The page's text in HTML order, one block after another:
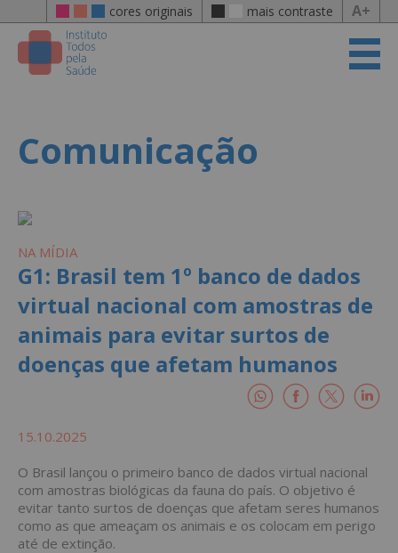
cores originais mais contraste A+
Comunicação
NA MÍDIA
G1: Brasil tem 1º banco de dados
virtual nacional com amostras de
animais para evitar surtos de
doenças que afetam humanos
15.10.2025
O Brasil lançou o primeiro banco de dados virtual nacional
com amostras biológicas da fauna do país. O objetivo é
evitar tanto surtos de doenças que afetam seres humanos
como as que ameaçam os animais e os colocam em perigo
até de extinção.